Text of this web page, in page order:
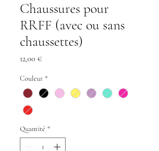
Chaussures pour
RRFF (avec ou sans
chaussettes)
12,00 €Prix
Couleur *
Quantité *